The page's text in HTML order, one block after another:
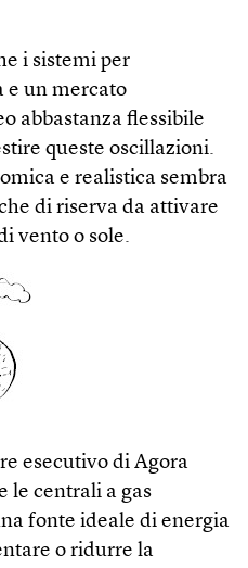
i sistemi per
e un mercato
abbastanza flessibile
queste oscillazioni.
e realistica sembra
di riserva da attivare
vento o sole.
esecutivo di Agora
le centrali a gas
fonte ideale di energia
o ridurre la